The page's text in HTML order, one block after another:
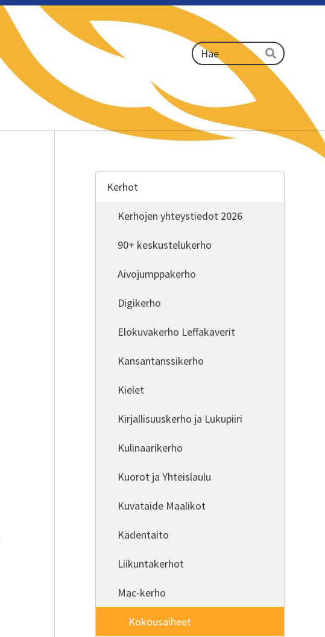
Haku
Hae
Kerhot
Kerhojen yhteystiedot 2026
90+ keskustelukerho
Aivojumppakerho
Digikerho
Elokuvakerho Leffakaverit
Kansantanssikerho
Kielet
Kirjallisuuskerho ja Lukupiiri
Kulinaarikerho
Kuorot ja Yhteislaulu
Kuvataide Maalikot
Kädentaito
Liikuntakerhot
Mac-kerho
Kokousaiheet